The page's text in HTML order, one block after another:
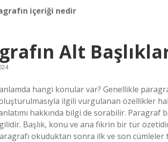
içeriği nedir
Alt
hangi konular var? Genellikle
ilgili vurgulanan özellikler
hakkında bilgi de sorabilir. Paragraf
Başlık, konu ve ana fikrin bir tür
okuduktan sonra ilk ve son cümleler